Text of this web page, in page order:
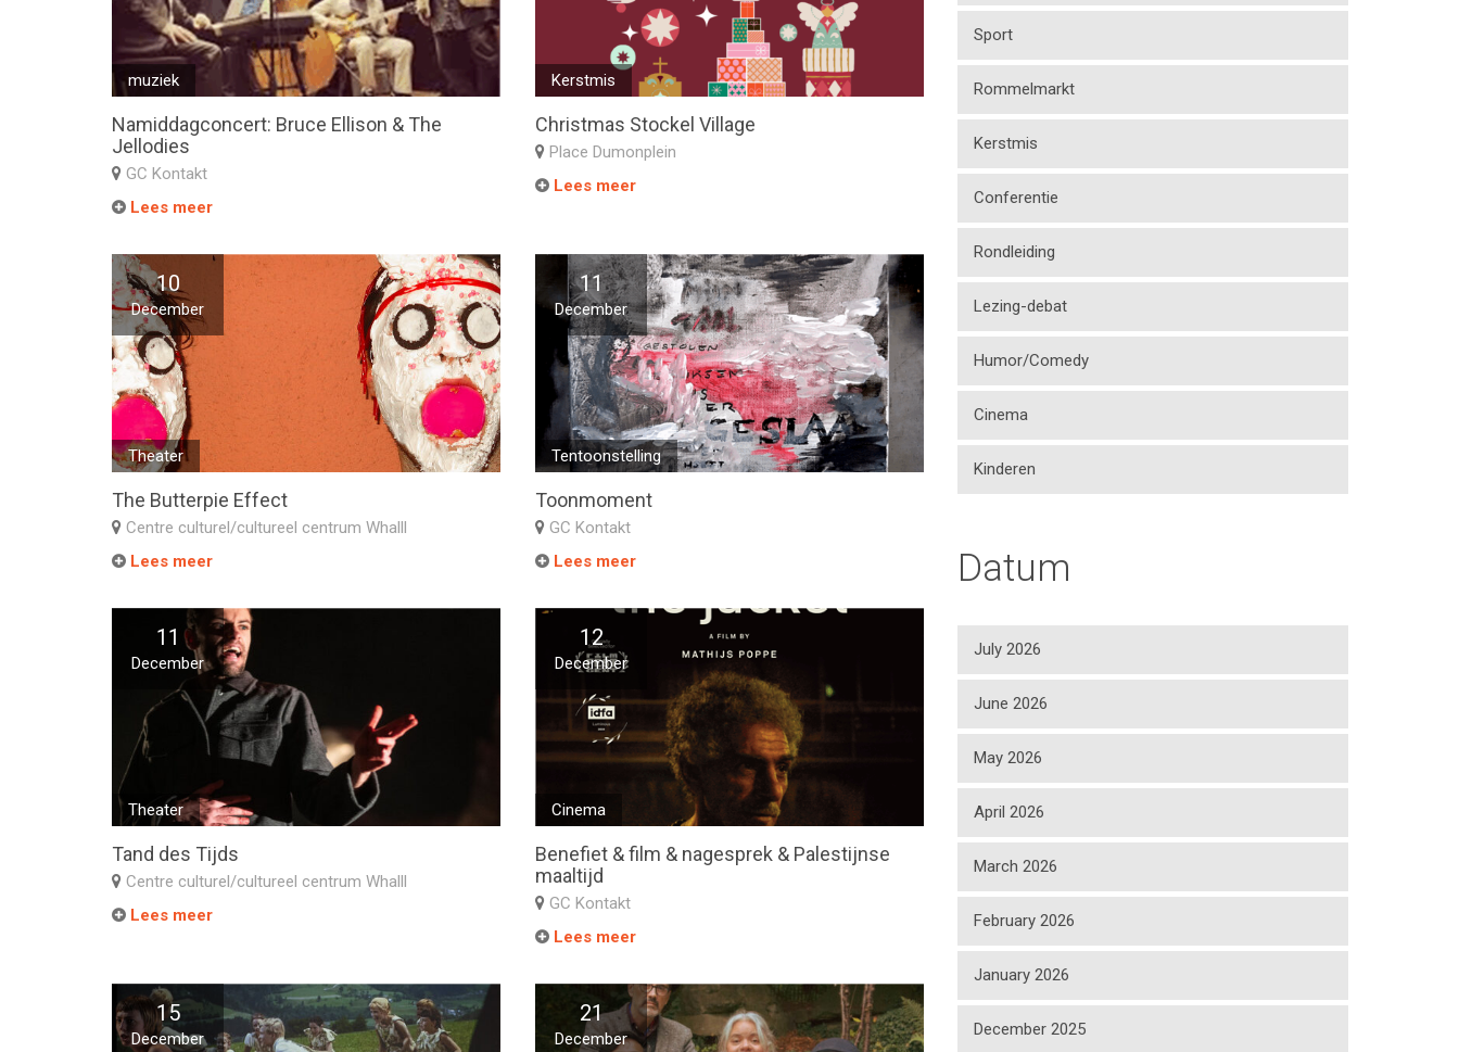
muziek
Namiddagconcert: Bruce Ellison & The
Jellodies
GC Kontakt
Lees meer
Kerstmis
Christmas Stockel Village
Place Dumonplein
Lees meer
10
December
Theater
The Butterpie Effect
Centre culturel/cultureel centrum Whalll
Lees meer
11
December
Tentoonstelling
Toonmoment
GC Kontakt
Lees meer
11
December
Theater
Tand des Tijds
Centre culturel/cultureel centrum Whalll
Lees meer
12
December
Cinema
Benefiet & film & nagesprek & Palestijnse
maaltijd
GC Kontakt
Lees meer
15
December
21
December
Sport
Rommelmarkt
Kerstmis
Conferentie
Rondleiding
Lezing-debat
Humor/Comedy
Cinema
Kinderen
Datum
July 2026
June 2026
May 2026
April 2026
March 2026
February 2026
January 2026
December 2025